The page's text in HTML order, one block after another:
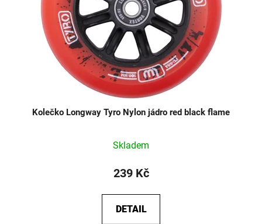
Kolečko Longway Tyro Nylon jádro red black flame
Skladem
239 Kč
DETAIL